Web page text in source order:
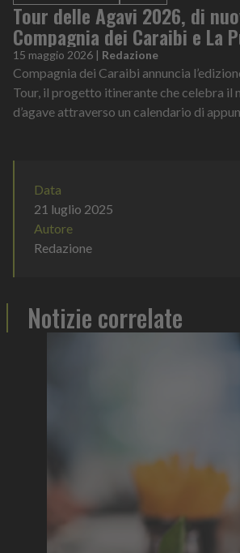
Tour delle Agavi 2026, di
Compagnia dei Caraibi e La
15 maggio 2026 | Redazione
Compagnia dei Caraibi annuncia
Tour, il progetto itinerante che celebra il
d’agave attraverso un calendario di
Data
21 luglio 2025
Autore
Redazione
Notizie correlate